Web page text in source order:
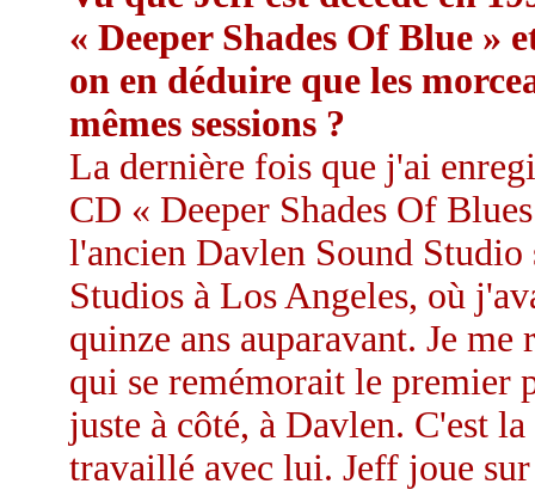
« Deeper Shades Of Blue »
on en déduire que les
mêmes sessions ?
La dernière fois que j'ai
CD « Deeper Shades Of
l'ancien Davlen Sound
Studios à Los Angeles, où
quinze ans auparavant. Je
qui se remémorait le premier
juste à côté, à Davlen. C'est
travaillé avec lui. Jeff joue